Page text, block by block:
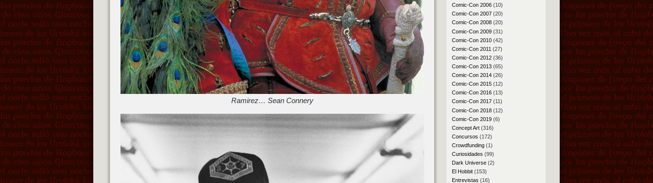
Ramirez… Sean Connery
Comic-Con 2006(10)
Comic-Con 2007(20)
Comic-Con 2008(20)
Comic-Con 2009(31)
Comic-Con 2010(42)
Comic-Con 2011 (27)
Comic-Con 2012(36)
Comic-Con 2013(65)
Comic-Con 2014(26)
Comic-Con 2015(12)
Comic-Con 2016(13)
Comic-Con 2017(11)
Comic-Con 2018(12)
Comic-Con 2019(6)
Concept Art(316)
Concursos (172)
Crowdfunding(1)
Curiosidades (99)
Dark Universe(2)
El Hobbit(153)
Entrevistas (16)